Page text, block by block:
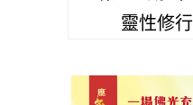
靈性修